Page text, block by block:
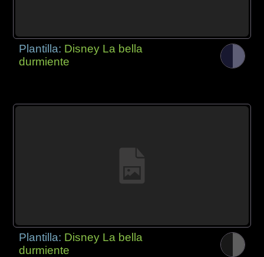
Plantilla: Disney La bella
durmiente
Plantilla: Disney La bella
durmiente